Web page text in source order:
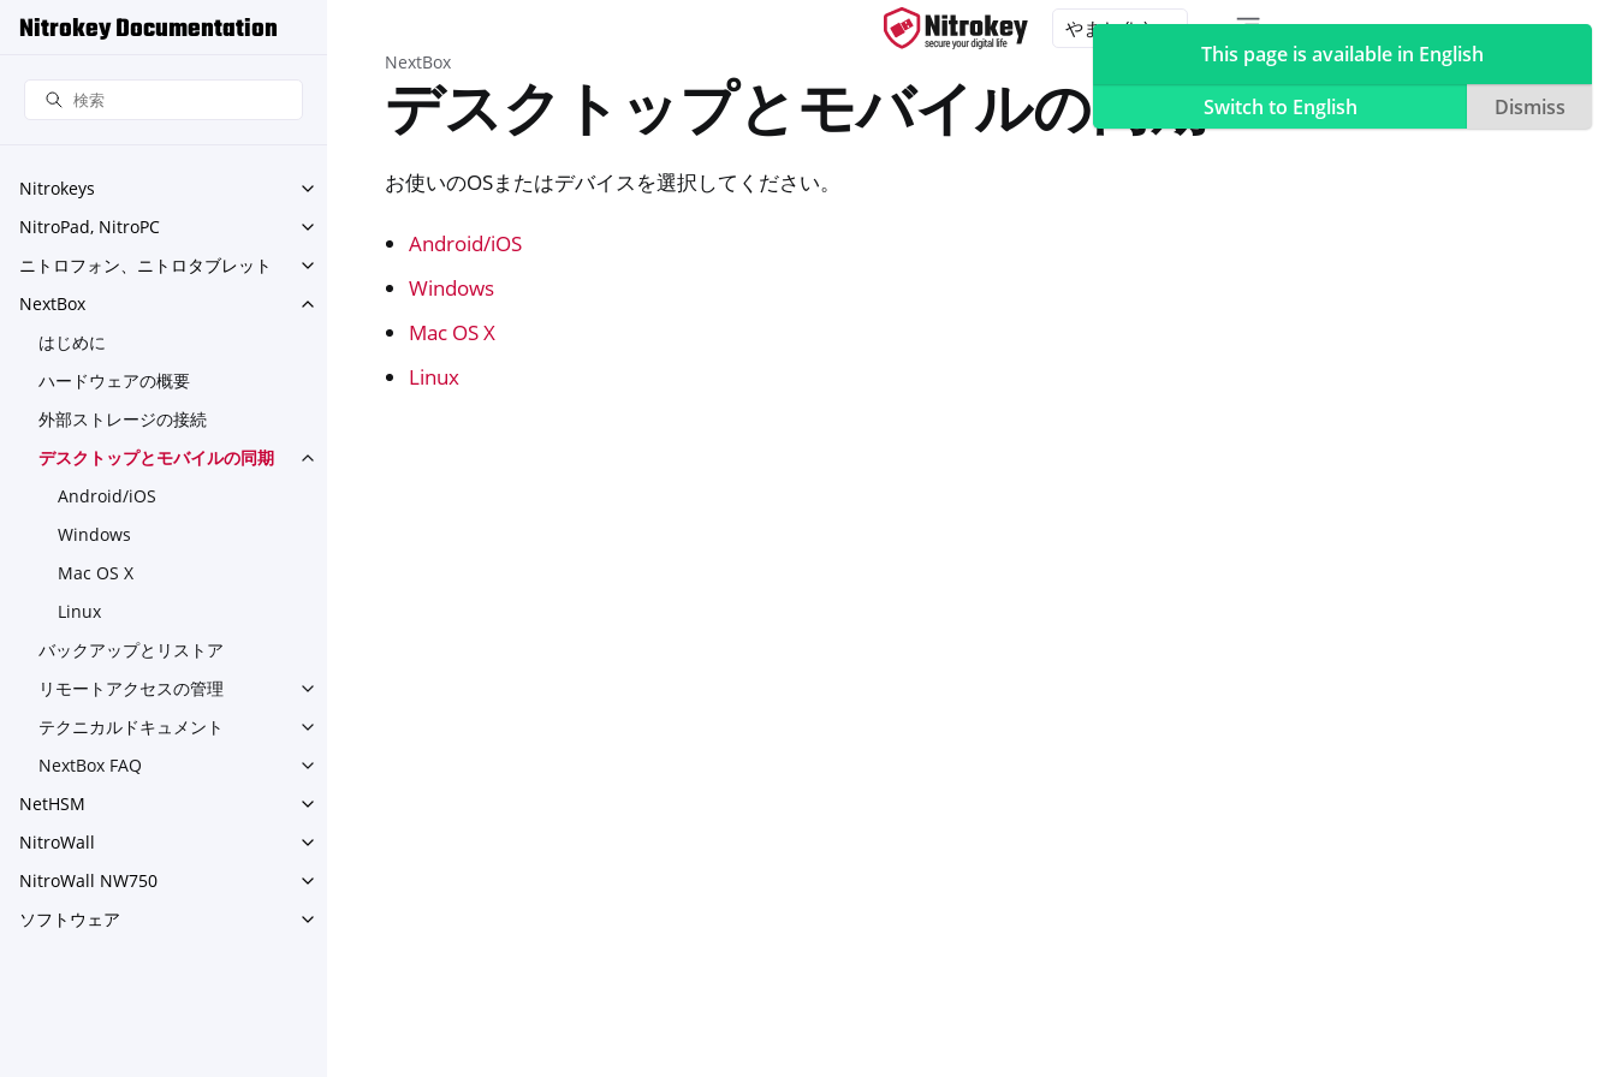
Nitrokey Documentation
Nitrokeys
Toggle navigation of Nitrokeys
NitroPad, NitroPC
Toggle navigation of NitroPad, NitroPC
ニトロフォン、ニトロタブレット
Toggle navigation of ニトロフォン、ニトロタブレット
NextBox
Toggle navigation of NextBox
はじめに
ハードウェアの概要
外部ストレージの接続
デスクトップとモバイルの同期
Toggle navigation of デスクトップとモバイルの同期
Android/iOS
Windows
Mac OS X
Linux
バックアップとリストア
リモートアクセスの管理
Toggle navigation of リモートアクセスの管理
テクニカルドキュメント
Toggle navigation of テクニカルドキュメント
NextBox FAQ
Toggle navigation of NextBox FAQ
NetHSM
Toggle navigation of NetHSM
NitroWall
Toggle navigation of NitroWall
NitroWall NW750
Toggle navigation of NitroWall NW750
ソフトウェア
Toggle navigation of ソフトウェア
NextBox
デスクトップとモバイルの同期
お使いのOSまたはデバイスを選択してください。
Android/iOS
Windows
Mac OS X
Linux
This page is available in English
Switch to English
Dismiss